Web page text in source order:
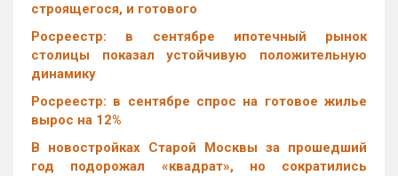
строящегося, и готового
Росреестр: в сентябре ипотечный рынок
столицы показал устойчивую положительную
динамику
Росреестр: в сентябре спрос на готовое жилье
вырос на 12%
В новостройках Старой Москвы за прошедший
год подорожал «квадрат», но сократились